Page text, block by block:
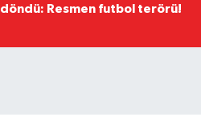
döndü: Resmen futbol terörü!